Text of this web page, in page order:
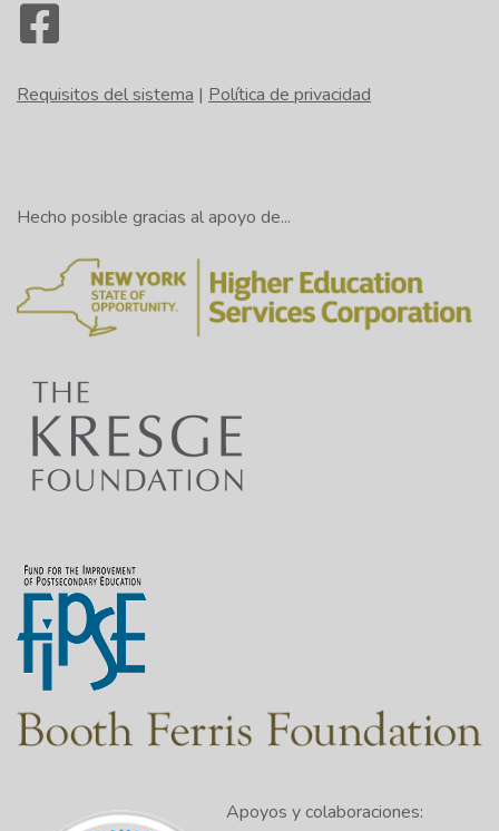
Requisitos del sistema | Política de privacidad
Hecho posible gracias al apoyo de...
Apoyos y colaboraciones: